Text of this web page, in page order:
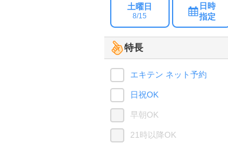
土曜日
8/15
日時
指定
特長
エキテン ネット予約
日祝OK
早朝OK
21時以降OK